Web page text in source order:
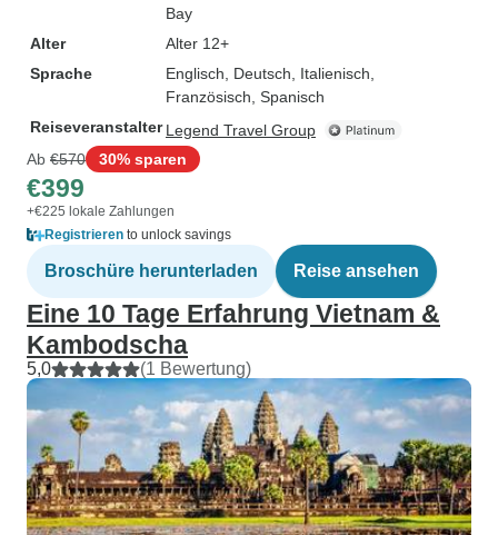
Bay
Alter
Alter 12+
Sprache
Englisch, Deutsch, Italienisch,
Französisch, Spanisch
Reiseveranstalter Legend Travel Group
Ab €570 30% sparen
€399
+€225 lokale Zahlungen
Registrieren to unlock savings
Broschüre herunterladen Reise ansehen
Eine 10 Tage Erfahrung Vietnam &
Kambodscha
5,0 (1 Bewertung)